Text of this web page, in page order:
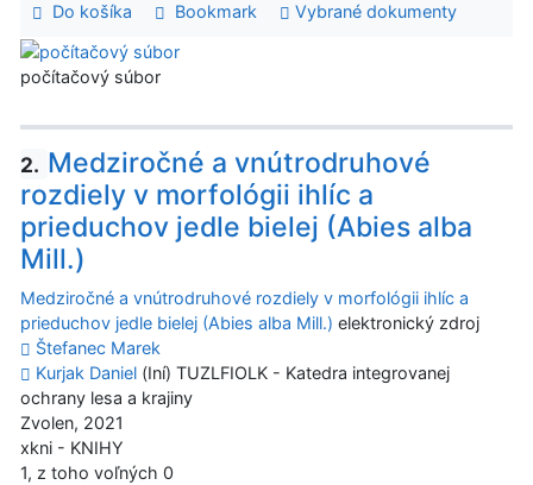
Do košíka Bookmark Vybrané dokumenty
počítačový súbor
2. Medziročné a vnútrodruhové
rozdiely v morfológii ihlíc a
prieduchov jedle bielej (Abies alba
Mill.)
Medziročné a vnútrodruhové rozdiely v morfológii ihlíc a
prieduchov jedle bielej (Abies alba Mill.) elektronický zdroj
Štefanec Marek
Kurjak Daniel (Iní) TUZLFIOLK - Katedra integrovanej
ochrany lesa a krajiny
Zvolen, 2021
xkni - KNIHY
1, z toho voľných 0